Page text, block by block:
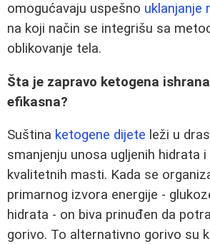
omogućavaju uspešno uklanjanje
na koji način se integrišu sa
oblikovanje tela.
Šta je zapravo ketogena
efikasna?
Suština ketogene dijete leži u
smanjenju unosa ugljenih hidrata
kvalitetnih masti. Kada se
primarnog izvora energije -
hidrata - on biva prinuđen da
gorivo. To alternativno gorivo su